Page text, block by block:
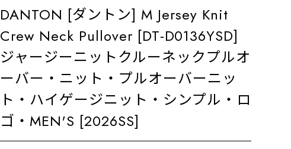
DANTON [ダントン] M Jersey Knit
Crew Neck Pullover [DT-D0136YSD]
ジャージーニットクルーネックプルオ
ーバー・ニット・プルオーバーニッ
ト・ハイゲージニット・シンプル・ロ
ゴ・MEN'S [2026SS]